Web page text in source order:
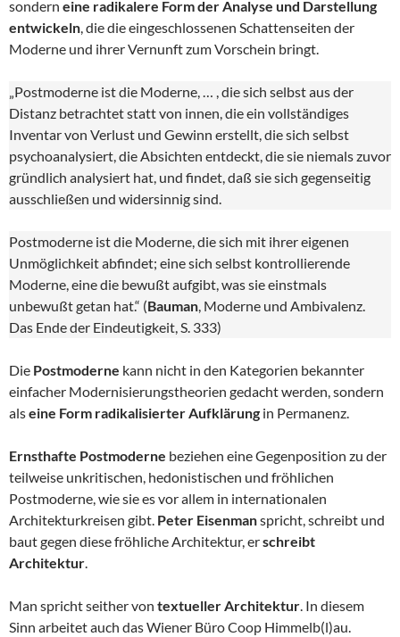
sondern eine radikalere Form der Analyse und Darstellung
entwickeln, die die eingeschlossenen Schattenseiten der
Moderne und ihrer Vernunft zum Vorschein bringt.
„Postmoderne ist die Moderne, … , die sich selbst aus der
Distanz betrachtet statt von innen, die ein vollständiges
Inventar von Verlust und Gewinn erstellt, die sich selbst
psychoanalysiert, die Absichten entdeckt, die sie niemals zuvor
gründlich analysiert hat, und findet, daß sie sich gegenseitig
ausschließen und widersinnig sind.
Postmoderne ist die Moderne, die sich mit ihrer eigenen
Unmöglichkeit abfindet; eine sich selbst kontrollierende
Moderne, eine die bewußt aufgibt, was sie einstmals
unbewußt getan hat.“ (Bauman, Moderne und Ambivalenz.
Das Ende der Eindeutigkeit, S. 333)
Die Postmoderne kann nicht in den Kategorien bekannter
einfacher Modernisierungstheorien gedacht werden, sondern
alseine Form radikalisierter Aufklärung in Permanenz.
Ernsthafte Postmoderne beziehen eine Gegenposition zu der
teilweise unkritischen, hedonistischen und fröhlichen
Postmoderne, wie sie es vor allem in internationalen
Architekturkreisen gibt. Peter Eisenmanspricht, schreibt und
baut gegen diese fröhliche Architektur, erschreibt
Architektur.
Man spricht seither von textueller Architektur. In diesem
Sinn arbeitet auch das Wiener Büro Coop Himmelb(l)au.